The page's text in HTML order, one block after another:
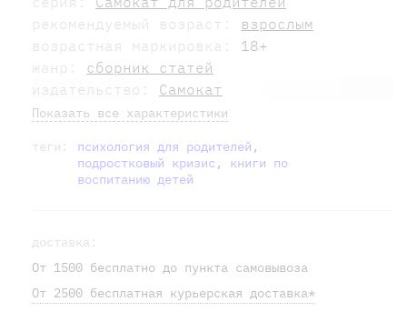
рекомендуемый возраст: взрослым
возрастная маркировка: 18+
жанр: сборник статей
издательство: Самокат
Показать все характеристики
теги: психология для родителей ,
подростковый кризис , книги по
воспитанию детей
доставка:
От 1500 бесплатно до пункта самовывоза
От 2500 бесплатная курьерская доставка*